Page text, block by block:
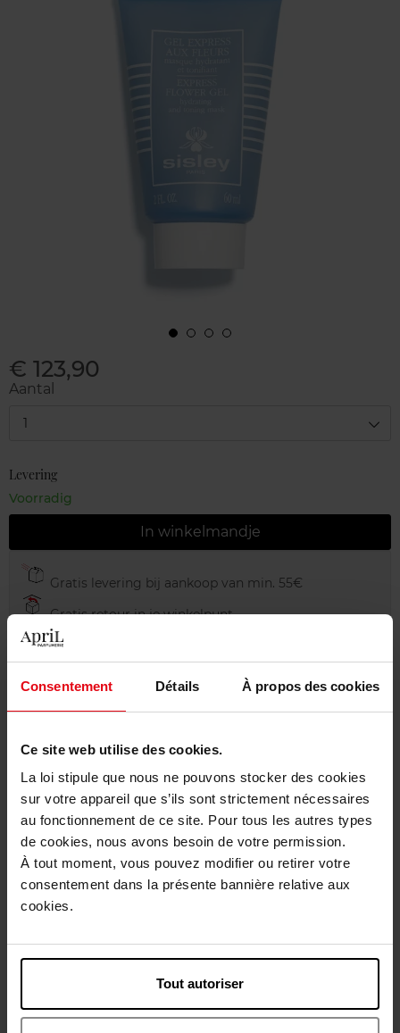
Consentement Détails À propos des cookies
Ce site web utilise des cookies.
La loi stipule que nous ne pouvons stocker des cookies
sur votre appareil que s’ils sont strictement nécessaires
au fonctionnement de ce site. Pour tous les autres types
de cookies, nous avons besoin de votre permission.
À tout moment, vous pouvez modifier ou retirer votre
consentement dans la présente bannière relative aux
cookies.
Tout autoriser
€ 123,90
Aantal
1
Levering
Voorradig
In winkelmandje
Gratis levering bij aankoop van min. 55€
Gratis retour in je winkelpunt
Gratis verpakking
Beschrijving
Gebruiksadvies
Karakteristieken
Nog iets vergeten ?